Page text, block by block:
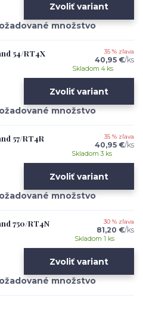
Zvoliť variant
54/RT4X 35 % zľava
40,95 €/ks
Skladom 4 ks
Zvoliť variant
57/RT4R 35 % zľava
40,95 €/ks
Skladom 3 ks
Zvoliť variant
750/RT4N 30 % zľava
81,20 €/ks
Skladom 1 ks
Zvoliť variant